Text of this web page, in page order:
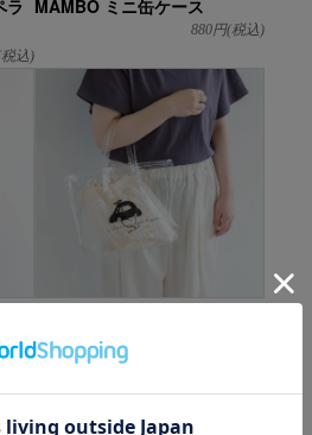
ラ
込)
MAMBO ミニ缶ケース
880円(税込)
S / iii＋kaのおもちゃ箱展